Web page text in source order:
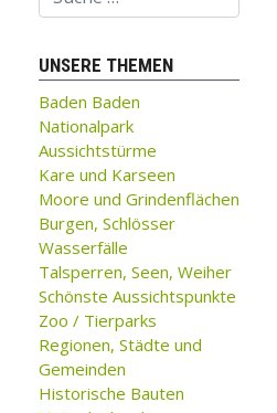
UNSERE THEMEN
Baden Baden
Nationalpark
Aussichtstürme
Kare und Karseen
Moore und Grindenflächen
Burgen, Schlösser
Wasserfälle
Talsperren, Seen, Weiher
Schönste Aussichtspunkte
Zoo / Tierparks
Regionen, Städte und
Gemeinden
Historische Bauten